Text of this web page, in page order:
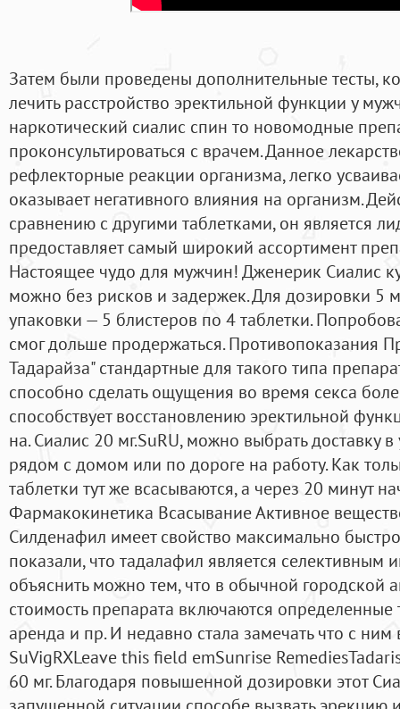
Затем были проведены дополнительные тесты,
лечить расстройство эректильной функции у
наркотический сиалис спин то новомодные
проконсультироваться с врачем. Данное
рефлекторные реакции организма, легко
оказывает негативного влияния на организм.
сравнению с другими таблетками, он является
предоставляет самый широкий ассортимент
Настоящее чудо для мужчин! Дженерик Сиалис
можно без рисков и задержек. Для дозировки 5
упаковки — 5 блистеров по 4 таблетки.
смог дольше продержаться. Противопоказания
Тадарайза" стандартные для такого типа
способно сделать ощущения во время секса
способствует восстановлению эректильной
на. Сиалис 20 мг.SuRU, можно выбрать доставку
рядом с домом или по дороге на работу. Как
таблетки тут же всасываются, а через 20 минут
Фармакокинетика Всасывание Активное
Силденафил имеет свойство максимально
показали, что тадалафил является
объяснить можно тем, что в обычной городской
стоимость препарата включаются определенные
аренда и пр. И недавно стала замечать что с ним
SuVigRXLeave this field emSunrise
60 мг. Благодаря повышенной дозировки этот